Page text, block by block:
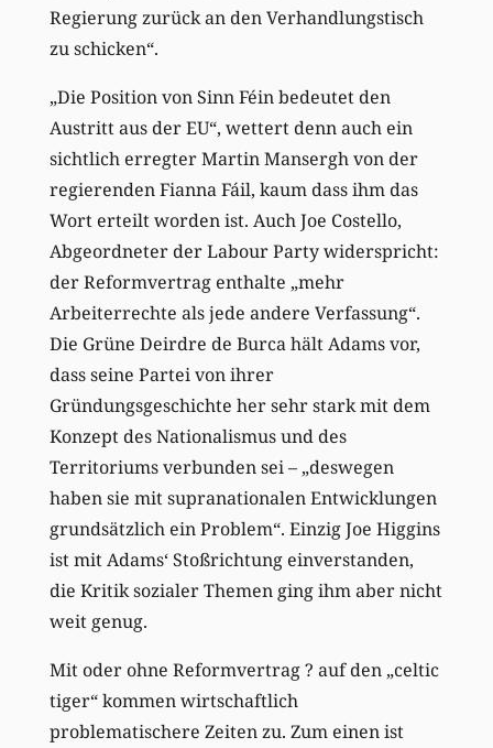
Regierung zurück an den Verhandlungstisch
zu schicken“.
„Die Position von Sinn Féin bedeutet den
Austritt aus der EU“, wettert denn auch ein
sichtlich erregter Martin Mansergh von der
regierenden Fianna Fáil, kaum dass ihm das
Wort erteilt worden ist. Auch Joe Costello,
Abgeordneter der Labour Party widerspricht:
der Reformvertrag enthalte „mehr
Arbeiterrechte als jede andere Verfassung“.
Die Grüne Deirdre de Burca hält Adams vor,
dass seine Partei von ihrer
Gründungsgeschichte her sehr stark mit dem
Konzept des Nationalismus und des
Territoriums verbunden sei – „deswegen
haben sie mit supranationalen Entwicklungen
grundsätzlich ein Problem“. Einzig Joe Higgins
ist mit Adams‘ Stoßrichtung einverstanden,
die Kritik sozialer Themen ging ihm aber nicht
weit genug.
Mit oder ohne Reformvertrag ? auf den „celtic
tiger“ kommen wirtschaftlich
problematischere Zeiten zu. Zum einen ist